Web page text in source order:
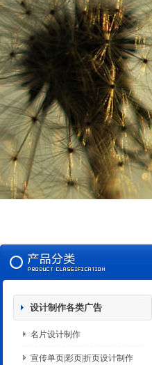
设计制作各类广告
名片设计制作
宣传单页|彩页|折页设计制作